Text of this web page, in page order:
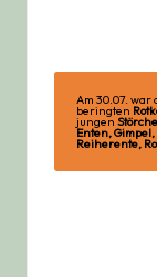
Am 30.07. war
beringten
jungen Störche
Enten,
Reiherente,